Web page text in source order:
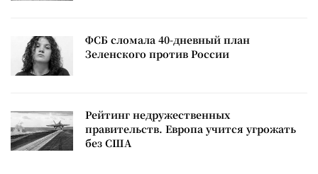
ФСБ сломала 40-дневный план
Зеленского против России
Рейтинг недружественных
правительств. Европа учится угрожать
без США